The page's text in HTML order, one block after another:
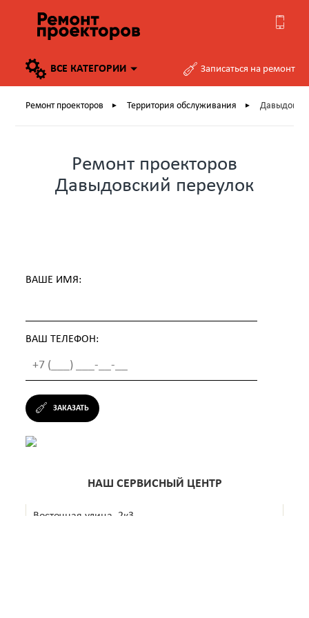
ВСЕ КАТЕГОРИИ Записаться на ремонт
Ремонт проекторов ► Территория обслуживания ►
Ремонт проекторов
Давыдовский переулок
ВАШЕ ИМЯ:
ВАШ ТЕЛЕФОН:
ЗАКАЗАТЬ
НАШ СЕРВИСНЫЙ ЦЕНТР
Восточная улица, 2к3